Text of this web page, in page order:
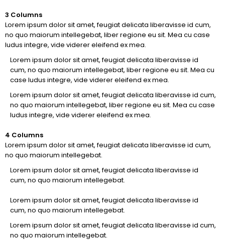
3 Columns
Lorem ipsum dolor sit amet, feugiat delicata liberavisse id cum,
no quo maiorum intellegebat, liber regione eu sit. Mea cu case
ludus integre, vide viderer eleifend ex mea.
Lorem ipsum dolor sit amet, feugiat delicata liberavisse id
cum, no quo maiorum intellegebat, liber regione eu sit. Mea cu
case ludus integre, vide viderer eleifend ex mea.
Lorem ipsum dolor sit amet, feugiat delicata liberavisse id cum,
no quo maiorum intellegebat, liber regione eu sit. Mea cu case
ludus integre, vide viderer eleifend ex mea.
4 Columns
Lorem ipsum dolor sit amet, feugiat delicata liberavisse id cum,
no quo maiorum intellegebat.
Lorem ipsum dolor sit amet, feugiat delicata liberavisse id
cum, no quo maiorum intellegebat.
Lorem ipsum dolor sit amet, feugiat delicata liberavisse id
cum, no quo maiorum intellegebat.
Lorem ipsum dolor sit amet, feugiat delicata liberavisse id cum,
no quo maiorum intellegebat.